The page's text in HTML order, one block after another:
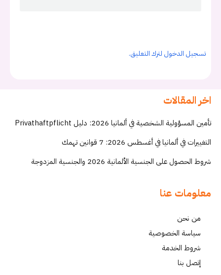
تسجيل الدخول لترك التعليق.
اخر المقالات
تأمين المسؤولية الشخصية في ألمانيا 2026: دليل Privathaftpflicht
التغييرات في ألمانيا في أغسطس 2026: 7 قوانين تهمك
شروط الحصول على الجنسية الألمانية 2026 والجنسية المزدوجة
معلومات عنا
من نحن
سياسة الخصوصية
شروط الخدمة
إتصل بنا